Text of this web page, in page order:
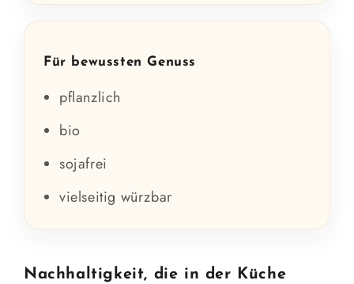
Für bewussten Genuss
pflanzlich
bio
sojafrei
vielseitig würzbar
Nachhaltigkeit, die in der Küche